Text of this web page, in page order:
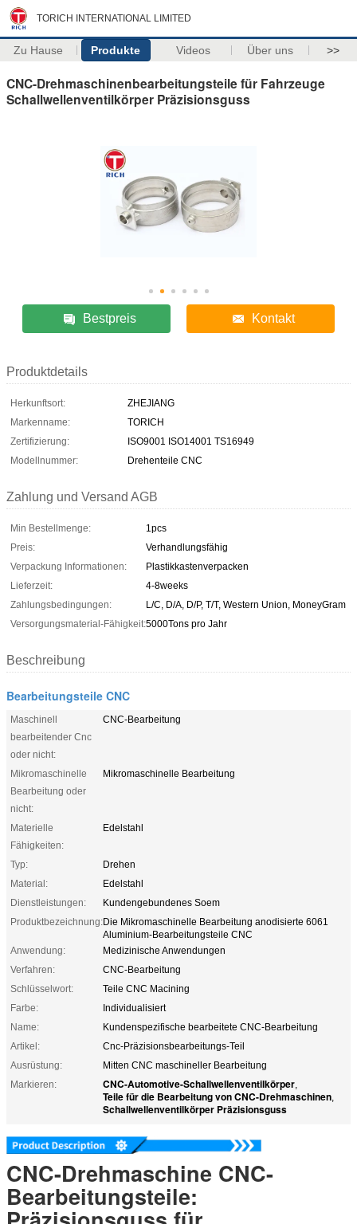
TORICH INTERNATIONAL LIMITED
Zu Hause Produkte Videos Über uns >>
CNC-Drehmaschinenbearbeitungsteile für Fahrzeuge
Schallwellenventilkörper Präzisionsguss
Bestpreis Kontakt
Produktdetails
Herkunftsort:
ZHEJIANG
Markenname:
TORICH
Zertifizierung:
ISO9001 ISO14001 TS16949
Modellnummer:
Drehenteile CNC
Zahlung und Versand AGB
Min Bestellmenge:
1pcs
Preis:
Verhandlungsfähig
Verpackung Informationen:
Plastikkastenverpacken
Lieferzeit:
4-8weeks
Zahlungsbedingungen:
L/C, D/A, D/P, T/T, Western Union, MoneyGram
Versorgungsmaterial-Fähigkeit:5000Tons pro Jahr
Beschreibung
Bearbeitungsteile CNC
Maschinell
bearbeitender Cnc
oder nicht:
CNC-Bearbeitung
Mikromaschinelle
Bearbeitung oder
nicht:
Mikromaschinelle Bearbeitung
Materielle
Fähigkeiten:
Edelstahl
Typ:
Drehen
Material:
Edelstahl
Dienstleistungen:
Kundengebundenes Soem
Produktbezeichnung:Die Mikromaschinelle Bearbeitung anodisierte 6061
Aluminium-Bearbeitungsteile CNC
Anwendung:
Medizinische Anwendungen
Verfahren:
CNC-Bearbeitung
Schlüsselwort:
Teile CNC Macining
Farbe:
Individualisiert
Name:
Kundenspezifische bearbeitete CNC-Bearbeitung
Artikel:
Cnc-Präzisionsbearbeitungs-Teil
Ausrüstung:
Mitten CNC maschineller Bearbeitung
Markieren:
CNC-Automotive-Schallwellenventilkörper,
Teile für die Bearbeitung von CNC-Drehmaschinen,
Schallwellenventilkörper Präzisionsguss
CNC-Drehmaschine CNC-
Bearbeitungsteile: